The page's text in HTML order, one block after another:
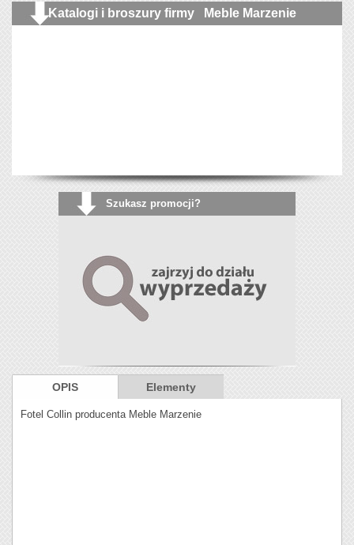
Katalogi i broszury firmy Meble Marzenie
Szukasz promocji?
OPIS Elementy
Fotel Collin producenta Meble Marzenie